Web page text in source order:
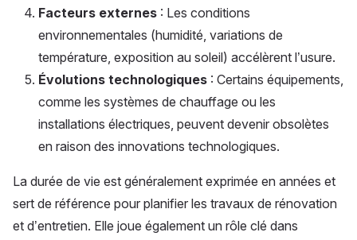
Facteurs externes : Les conditions
environnementales (humidité, variations de
température, exposition au soleil) accélèrent l’usure.
Évolutions technologiques : Certains équipements,
comme les systèmes de chauffage ou les
installations électriques, peuvent devenir obsolètes
en raison des innovations technologiques.
La durée de vie est généralement exprimée en années et
sert de référence pour planifier les travaux de rénovation
et d’entretien. Elle joue également un rôle clé dans